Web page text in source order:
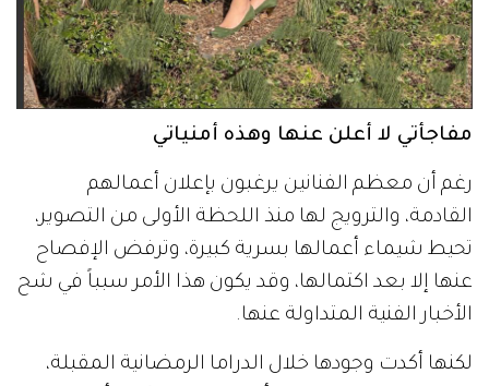
مفاجأتي لا أعلن عنها وهذه أمنياتي
رغم أن معظم الفنانين يرغبون بإعلان أعمالهم
القادمة، والترويج لها منذ اللحظة الأولى من التصوير،
تحيط شيماء أعمالها بسرية كبيرة، وترفض الإفصاح
عنها إلا بعد اكتمالها، وقد يكون هذا الأمر سبباً في شح
الأخبار الفنية المتداولة عنها.
لكنها أكدت وجودها خلال الدراما الرمضانية المقبلة،